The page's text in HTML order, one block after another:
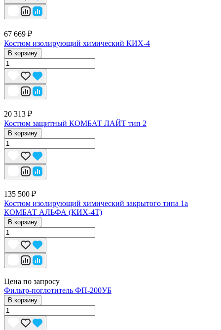
67 669 ₽
Костюм изолирующий химический КИХ-4
В корзину
20 313 ₽
Костюм защитный КОМБАТ ЛАЙТ тип 2
В корзину
135 500 ₽
Костюм изолирующий химический закрытого типа 1a
КОМБАТ АЛЬФА (КИХ-4Т)
В корзину
Цена по запросу
Фильтр-поглотитель ФП-200УБ
В корзину